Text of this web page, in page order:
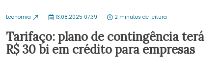
Economia 13.08.2025 07:39 2 minutos de leitura
Tarifaço: plano de contingência terá
R$ 30 bi em crédito para empresas